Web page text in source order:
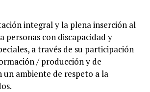
integral y la plena inserción al
personas con discapacidad y
a través de su participación
/ producción y de
un ambiente de respeto a la